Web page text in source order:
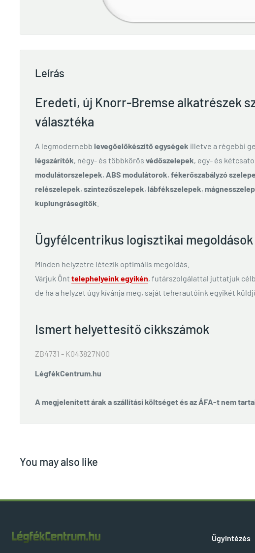
Leírás
Eredeti, új Knorr-Bremse alkatrészek
választéka
A legmodernebb levegőelőkészítő egységek illetve a régebbi
légszárítók, négy- és többkörös védőszelepek, egy- és
modulátorszelepek, ABS modulátorok, fékerőszabályzó
relészelepek, szintezőszelepek, lábfékszelepek,
kuplungrásegítők
Ügyfélcentrikus logisztikai megoldások
Minden helyzetre létezik optimális megoldás.
Várjuk Önt telephelyeink egyikén, futárszolgálattal juttatjuk
de ha a helyzet úgy kívánja meg, saját teherautóink egyikét
Ismert helyettesítő cikkszámok
ZB4731 - K043827N00
LégfékCentrum.hu
A megjelenített árak a szállítási költséget és az ÁFA-t nem
You may also like
Ügyintézés